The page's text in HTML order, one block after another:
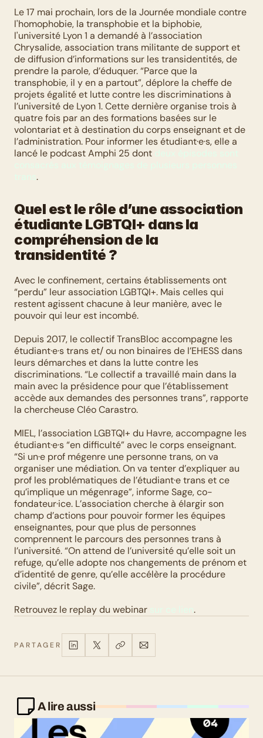
Le 17 mai prochain, lors de la Journée mondiale contre
l'homophobie, la transphobie et la biphobie,
l'université Lyon 1 a demandé à l’association
Chrysalide, association trans militante de support et
de diffusion d’informations sur les transidentités, de
prendre la parole, d’éduquer. “Parce que la
transphobie, il y en a partout”, déplore la cheffe de
projets égalité et lutte contre les discriminations à
l’université de Lyon 1. Cette dernière organise trois à
quatre fois par an des formations basées sur le
volontariat et à destination du corps enseignant et de
l’administration. Pour informer les étudiant·e·s, elle a
lancé le podcast Amphi 25 dont
.
Quel est le rôle d’une association
étudiante LGBTQI+ dans la
compréhension de la
transidentité ?
Avec le confinement, certains établissements ont
“perdu” leur association LGBTQI+. Mais celles qui
restent agissent chacune à leur manière, avec le
pouvoir qui leur est incombé.
Depuis 2017, le collectif TransBloc accompagne les
étudiant·e·s trans et/ ou non binaires de l’EHESS dans
leurs démarches et dans la lutte contre les
discriminations. “Le collectif a travaillé main dans la
main avec la présidence pour que l’établissement
accède aux demandes des personnes trans”, rapporte
la chercheuse Cléo Carastro.
MIEL, l’association LGBTQI+ du Havre, accompagne les
étudiant·e·s “en difficulté” avec le corps enseignant.
“Si un·e prof mégenre une personne trans, on va
organiser une médiation. On va tenter d’expliquer au
prof les problématiques de l’étudiant·e trans et ce
qu’implique un mégenrage”, informe Sage, co-
fondateur·ice. L’association cherche à élargir son
champ d’actions pour pouvoir former les équipes
enseignantes, pour que plus de personnes
comprennent le parcours des personnes trans à
l’université. “On attend de l’université qu’elle soit un
refuge, qu’elle adopte nos changements de prénom et
d’identité de genre, qu’elle accélère la procédure
civile”, décrit Sage.
Retrouvez le replay du webinar
.
PARTAGER
A lire aussi